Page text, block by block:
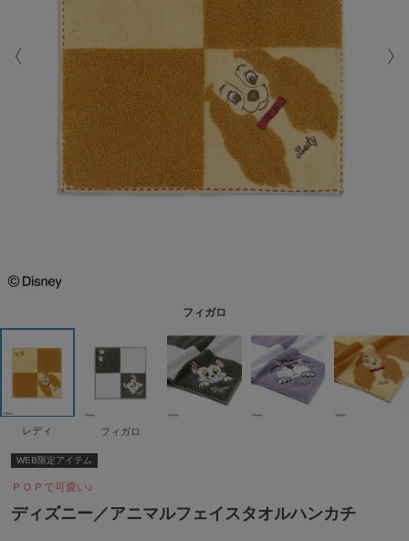
フィガロ
レディ フィガロ
WEB限定アイテム
ＰＯＰで可愛い♪
ディズニー／アニマルフェイスタオルハンカチ